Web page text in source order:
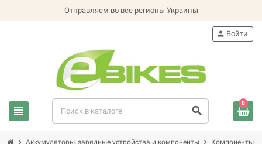
Отправляем во все регионы Украины
view_headline search
person Войти
0
Аккумуляторы, зарядные устройства и компоненты Компоненты